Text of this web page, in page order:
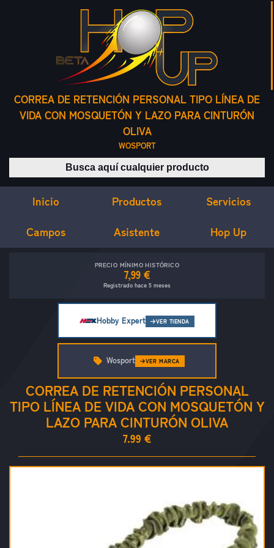
CORREA DE RETENCIÓN PERSONAL TIPO LÍNEA DE
VIDA CON MOSQUETÓN Y LAZO PARA CINTURÓN
OLIVA
WOSPORT
Buscar productos
Inicio Productos Servicios
Campos Asistente Hop Up
PRECIO MÍNIMO HISTÓRICO
7,99 €
Registrado hace 5 meses
Hobby Expert VER TIENDA
CORREA DE RETENCIÓN PERSONAL
TIPO LÍNEA DE VIDA CON MOSQUETÓN Y
LAZO PARA CINTURÓN OLIVA
7.99 €
Wosport VER MARCA